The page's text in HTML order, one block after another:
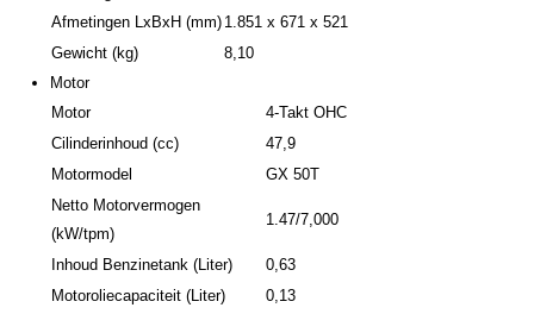
Afmetingen LxBxH (mm) 1.851 x 671 x 521
Gewicht (kg)
8,10
Motor
Motor
4-Takt OHC
Cilinderinhoud (cc)
47,9
Motormodel
GX 50T
Netto Motorvermogen
(kW/tpm)
1.47/7,000
Inhoud Benzinetank (Liter)
0,63
Motoroliecapaciteit (Liter)
0,13